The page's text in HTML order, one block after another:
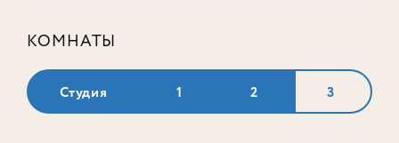
КОМНАТЫ
Студия 1 2 3